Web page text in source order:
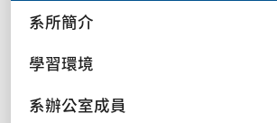
系所簡介
學習環境
系辦公室成員